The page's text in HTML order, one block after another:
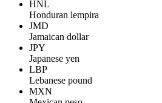
HNL
Honduran lempira
JMD
Jamaican dollar
JPY
Japanese yen
LBP
Lebanese pound
MXN